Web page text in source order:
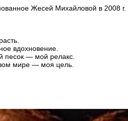
Жесей Михайловой в 2008 г.
вдохновение.
— мой релакс.
мире — моя цель.